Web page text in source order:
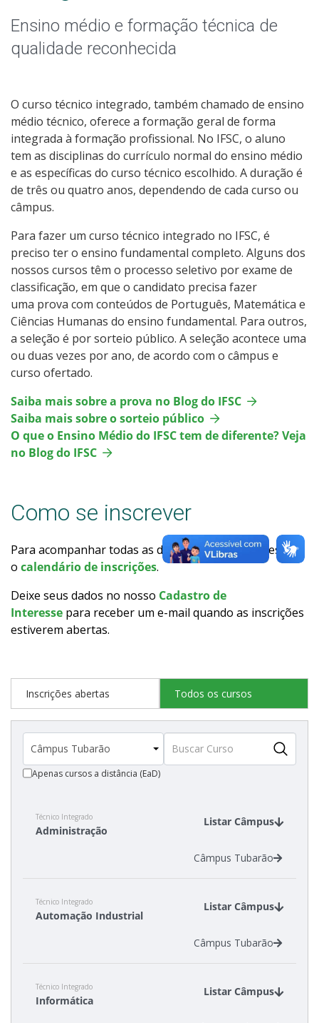
Especialização
Todos os Cursos
Processo de Inscrição
Resultados Vagas Remanescentes
Como posso estudar no IFSC?
Calendário de inscrições
Processos Seletivos
Cotas
Inscrições e acompanhamento
Transferências e Retornos
Provas e Gabaritos
Estatísticas dos Processos Seletivos
Ensino médio e formação técnica de
qualidade reconhecida
O curso técnico integrado, também chamado de ensino
médio técnico, oferece a formação geral de forma
integrada à formação profissional. No IFSC, o aluno
tem as disciplinas do currículo normal do ensino médio
e as específicas do curso técnico escolhido. A duração é
de três ou quatro anos, dependendo de cada curso ou
câmpus.
Para fazer um curso técnico integrado no IFSC, é
preciso ter o ensino fundamental completo. Alguns dos
nossos cursos têm o processo seletivo por exame de
classificação, em que o candidato precisa fazer
uma prova com conteúdos de Português, Matemática e
Ciências Humanas do ensino fundamental. Para outros,
a seleção é por sorteio público. A seleção acontece uma
ou duas vezes por ano, de acordo com o câmpus e
curso ofertado.
Saiba mais sobre a prova no Blog do IFSC
Saiba mais sobre o sorteio público
O que o Ensino Médio do IFSC tem de diferente? Veja
no Blog do IFSC
Como se inscrever
Para acompanhar todas as datas de ingresso, acesse
o calendário de inscrições.
Deixe seus dados no nosso Cadastro de
Interesse para receber um e-mail quando as inscrições
estiverem abertas.
Inscrições abertas Todos os cursos
Apenas cursos a distância (EaD)
Técnico Integrado
Administração
Listar Câmpus
Câmpus Tubarão
Técnico Integrado
Automação Industrial
Listar Câmpus
Câmpus Tubarão
Técnico Integrado
Informática
Listar Câmpus